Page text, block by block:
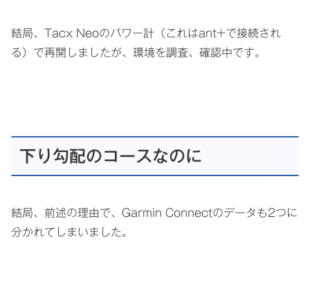
結局、Tacx Neoのパワー計（これはant+で接続され
る）で再開しましたが、環境を調査、確認中です。
下り勾配のコースなのに
結局、前述の理由で、Garmin Connectのデータも2つに
分かれてしまいました。